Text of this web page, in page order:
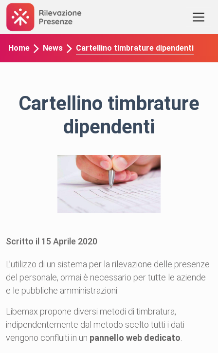
Home News Cartellino timbrature dipendenti
Cartellino timbrature
dipendenti
Scritto il 15 Aprile 2020
L’utilizzo di un sistema per la rilevazione delle presenze
del personale, ormai è necessario per tutte le aziende
e le pubbliche amministrazioni.
Libemax propone diversi metodi di timbratura,
indipendentemente dal metodo scelto tutti i dati
vengono confluiti in un pannello web dedicato.